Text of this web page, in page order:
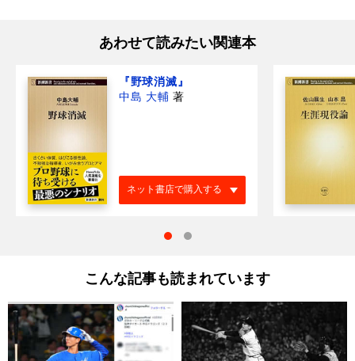
あわせて読みたい関連本
『野球消滅』
中島 大輔 著
ネット書店で購入する
こんな記事も読まれています